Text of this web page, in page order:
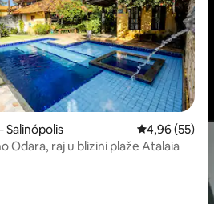
Salinópolis Prosječna
4,96 (55)
Odara, raj u blizini plaže Atalaia